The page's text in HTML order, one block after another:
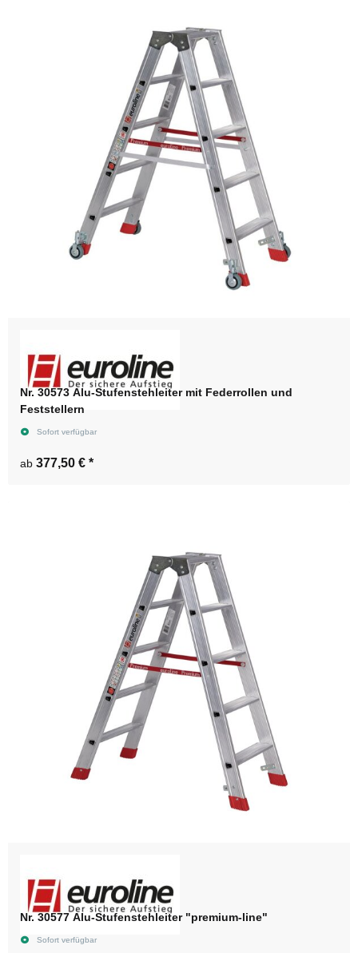
Nr. 30573 Alu-Stufenstehleiter mit Federrollen und
Feststellern
Sofort verfügbar
ab 377,50 € *
Nr. 30577 Alu-Stufenstehleiter "premium-line"
Sofort verfügbar